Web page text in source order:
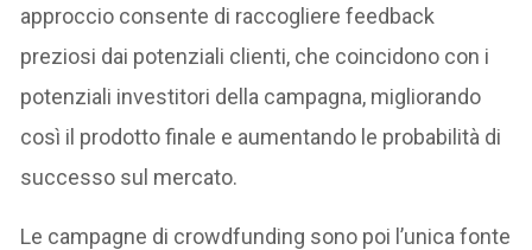
approccio consente di raccogliere feedback
preziosi dai potenziali clienti, che coincidono con i
potenziali investitori della campagna, migliorando
così il prodotto finale e aumentando le probabilità di
successo sul mercato.
Le campagne di crowdfunding sono poi l’unica fonte